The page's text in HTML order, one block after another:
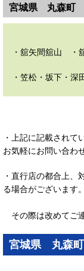
宮城県 丸森町
・舘矢間舘山 ・
・笠松・坂下・
・上記に記載されて
お気軽にお問い合わ
・直行店の都合上、
る場合がございます。
その際は改めてご
宮城県 丸森町